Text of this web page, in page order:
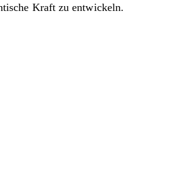
Kraft zu entwickeln.